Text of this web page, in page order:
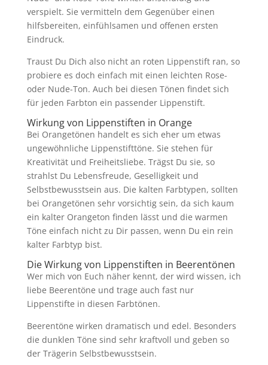
verspielt. Sie vermitteln dem Gegenüber einen
hilfsbereiten, einfühlsamen und offenen ersten
Eindruck.
Traust Du Dich also nicht an roten Lippenstift ran, so
probiere es doch einfach mit einen leichten Rose-
oder Nude-Ton. Auch bei diesen Tönen findet sich
für jeden Farbton ein passender Lippenstift.
Wirkung von Lippenstiften in Orange
Bei Orangetönen handelt es sich eher um etwas
ungewöhnliche Lippenstifttöne. Sie stehen für
Kreativität und Freiheitsliebe. Trägst Du sie, so
strahlst Du Lebensfreude, Geselligkeit und
Selbstbewusstsein aus. Die kalten Farbtypen, sollten
bei Orangetönen sehr vorsichtig sein, da sich kaum
ein kalter Orangeton finden lässt und die warmen
Töne einfach nicht zu Dir passen, wenn Du ein rein
kalter Farbtyp bist.
Die Wirkung von Lippenstiften in Beerentönen
Wer mich von Euch näher kennt, der wird wissen, ich
liebe Beerentöne und trage auch fast nur
Lippenstifte in diesen Farbtönen.
Beerentöne wirken dramatisch und edel. Besonders
die dunklen Töne sind sehr kraftvoll und geben so
der Trägerin Selbstbewusstsein.